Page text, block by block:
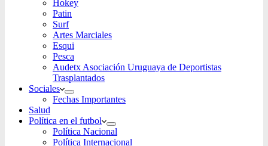
Hokey
Patin
Surf
Artes Marciales
Esqui
Pesca
Audetx Asociación Uruguaya de Deportistas
Trasplantados
Sociales
Fechas Importantes
Salud
Política en el futbol
Política Nacional
Política Internacional